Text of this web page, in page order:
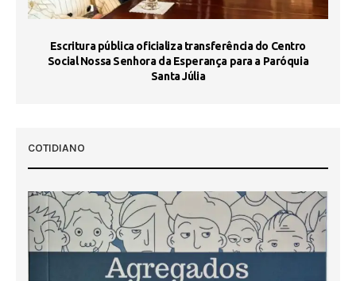
Escritura pública oficializa transferência do Centro
Social Nossa Senhora da Esperança para a Paróquia
Santa Júlia
COTIDIANO